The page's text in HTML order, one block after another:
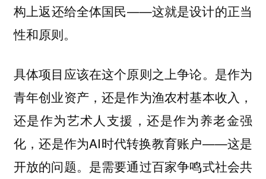
构上返还给全体国民——这就是设计的正当
性和原则。
具体项目应该在这个原则之上争论。是作为
青年创业资产，还是作为渔农村基本收入，
还是作为艺术人支援，还是作为养老金强
化，还是作为AI时代转换教育账户——这是
开放的问题。是需要通过百家争鸣式社会共